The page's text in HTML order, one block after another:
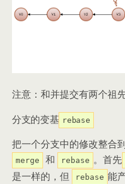
注意：和并提交有两个祖
分支的变基 rebase
把一个分支中的修改整合
merge 和 rebase 。首先
是一样的，但
rebase 能